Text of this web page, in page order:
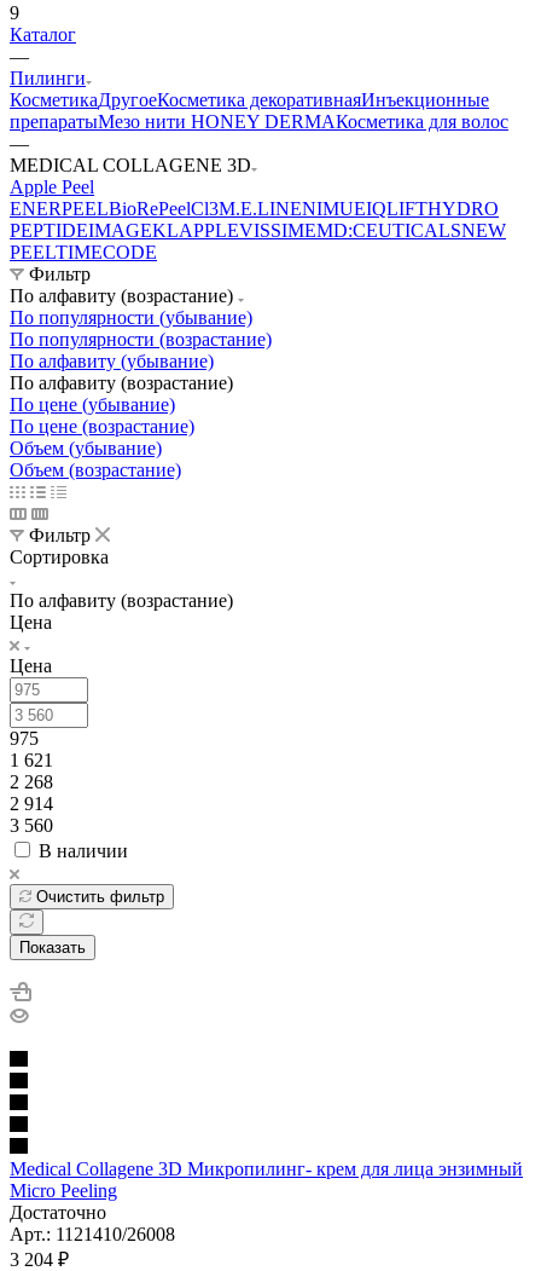
9
Каталог
—
Пилинги
КосметикаДругоеКосметика декоративнаяИнъекционные
препаратыМезо нити HONEY DERMAКосметика для волос
—
MEDICAL COLLAGENE 3D
Apple Peel
ENERPEELBioRePeelCl3M.E.LINENIMUEIQLIFTHYDRO
PEPTIDEIMAGEKLAPPLEVISSIMEMD:CEUTICALSNEW
PEELTIMECODE
Фильтр
По алфавиту (возрастание)
По популярности (убывание)
По популярности (возрастание)
По алфавиту (убывание)
По алфавиту (возрастание)
По цене (убывание)
По цене (возрастание)
Объем (убывание)
Объем (возрастание)
Фильтр
Сортировка
По алфавиту (возрастание)
Цена
Цена
975
1 621
2 268
2 914
3 560
В наличии
Очистить фильтр
Показать
Medical Collagene 3D Микропилинг- крем для лица энзимный
Micro Peeling
Достаточно
Арт.: 1121410/26008
3 204 ₽